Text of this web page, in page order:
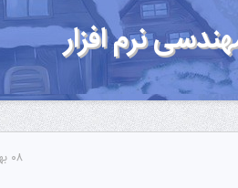
نرم افزار
۰۸ بهمن ۱۳۹۰, ۱۰:۳۹ ب.ظ